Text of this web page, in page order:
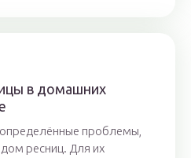
в домашних
проблемы,
ресниц. Для их